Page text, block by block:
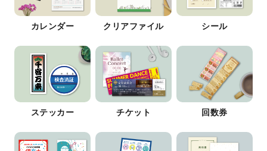
カレンダー クリアファイル シール
ステッカー チケット 回数券